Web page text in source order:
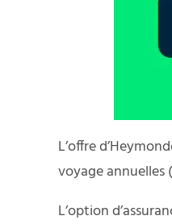
L’offre
voyage annuelles
L’option